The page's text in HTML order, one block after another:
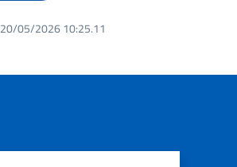
20/05/2026 10:25.11